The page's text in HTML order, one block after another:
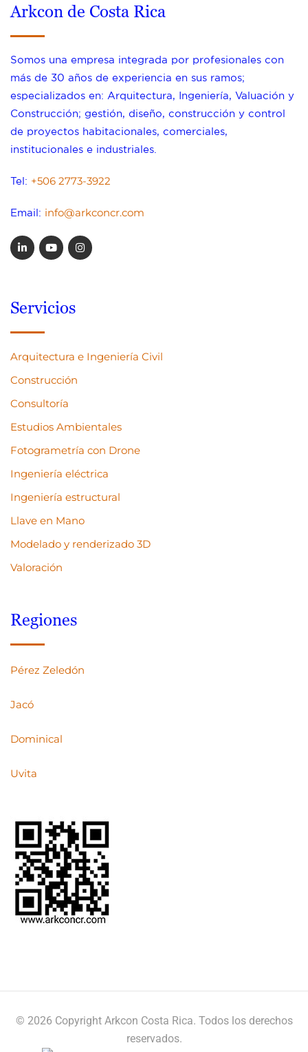
Arkcon de Costa Rica
Somos una empresa integrada por profesionales con
más de 30 años de experiencia en sus ramos;
especializados en: Arquitectura, Ingeniería, Valuación y
Construcción; gestión, diseño, construcción y control
de proyectos habitacionales, comerciales,
institucionales e industriales.
Tel: +506 2773-3922
Email: info@arkconcr.com
Servicios
Arquitectura e Ingeniería Civil
Construcción
Consultoría
Estudios Ambientales
Fotogrametría con Drone
Ingeniería eléctrica
Ingeniería estructural
Llave en Mano
Modelado y renderizado 3D
Valoración
Regiones
Pérez Zeledón
Jacó
Dominical
Uvita
© 2026 Copyright Arkcon Costa Rica. Todos los derechos
reservados.